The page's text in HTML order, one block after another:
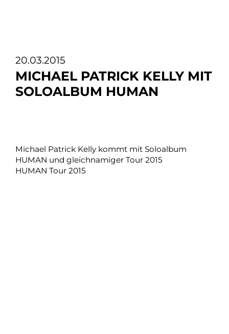
20.03.2015
MICHAEL PATRICK KELLY MIT
SOLOALBUM HUMAN
Michael Patrick Kelly kommt mit Soloalbum
HUMAN und gleichnamiger Tour 2015
HUMAN Tour 2015